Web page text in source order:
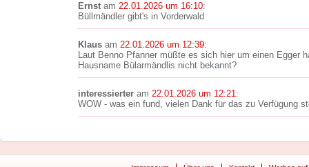
Ernst am 22.01.2026 um 16:10:
Büllmändler gibt's in Vorderwald
Klaus am 22.01.2026 um 12:39:
Laut Benno Pfanner müßte es sich hier um einen Egger
Hausname Bülarmändlis nicht bekannt?
interessierter am 22.01.2026 um 12:21:
WOW - was ein fund, vielen Dank für das zu Verfügung